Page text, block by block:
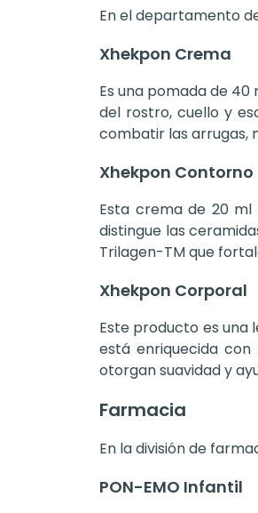
En el departamento
Xhekpon Crema
Es una pomada de
del rostro, cuello y
combatir las arrugas,
Xhekpon Contorno
Esta crema de 20
distingue las
Trilagen-TM que
Xhekpon Corporal
Este producto es una
está enriquecida
otorgan suavidad y
Farmacia
En la división de
PON-EMO Infantil